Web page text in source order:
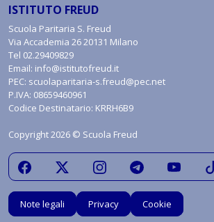
ISTITUTO FREUD
Scuola Paritaria S. Freud
Via Accademia 26 20131 Milano
Tel 02.29409829
Email: info@istitutofreud.it
PEC: scuolaparitaria-s.freud@pec.net
P.IVA: 08659460961
Codice Destinatario: KRRH6B9
Copyright 2026 © Scuola Freud
Note legali Privacy
Cookie